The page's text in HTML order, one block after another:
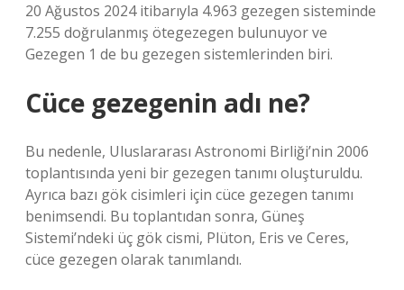
20 Ağustos 2024 itibarıyla 4.963 gezegen sisteminde
7.255 doğrulanmış ötegezegen bulunuyor ve
Gezegen 1 de bu gezegen sistemlerinden biri.
Cüce gezegenin adı ne?
Bu nedenle, Uluslararası Astronomi Birliği’nin 2006
toplantısında yeni bir gezegen tanımı oluşturuldu.
Ayrıca bazı gök cisimleri için cüce gezegen tanımı
benimsendi. Bu toplantıdan sonra, Güneş
Sistemi’ndeki üç gök cismi, Plüton, Eris ve Ceres,
cüce gezegen olarak tanımlandı.